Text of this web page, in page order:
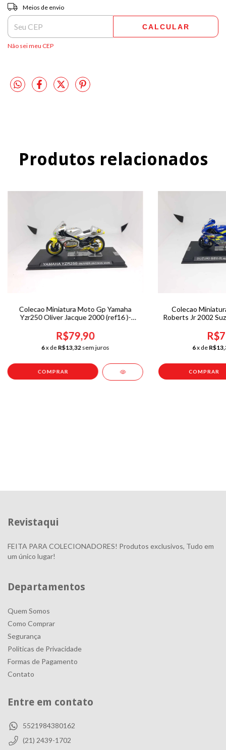
Entregas para o CEP:
Meios de envio
CALCULAR
Não sei meu CEP
Produtos relacionados
Colecao Miniatura Moto Gp Yamaha
Yzr250 Oliver Jacque 2000 (ref16 )-
R$79,90
6x deR$13,32sem juros
Colecao
Roberts Jr 2002
6x de
Revistaqui
FEITA PARA COLECIONADORES! Produtos exclusivos, Tudo em
um único lugar!
Departamentos
Quem Somos
Como Comprar
Segurança
Politicas de Privacidade
Formas de Pagamento
Contato
Entre em contato
5521984380162
(21) 2439-1702